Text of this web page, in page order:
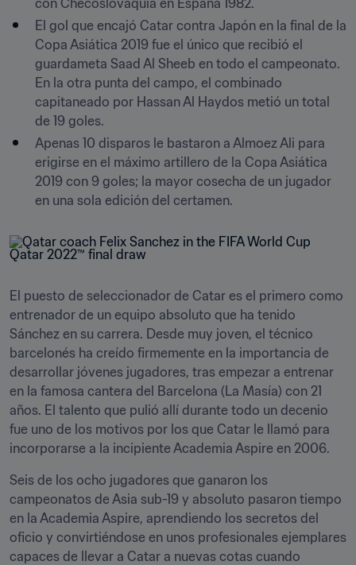
con Checoslovaquia en España 1982.
El gol que encajó Catar contra Japón en la final de la
Copa Asiática 2019 fue el único que recibió el
guardameta Saad Al Sheeb en todo el campeonato.
En la otra punta del campo, el combinado
capitaneado por Hassan Al Haydos metió un total
de 19 goles.
Apenas 10 disparos le bastaron a Almoez Ali para
erigirse en el máximo artillero de la Copa Asiática
2019 con 9 goles; la mayor cosecha de un jugador
en una sola edición del certamen.
El puesto de seleccionador de Catar es el primero como
entrenador de un equipo absoluto que ha tenido
Sánchez en su carrera. Desde muy joven, el técnico
barcelonés ha creído firmemente en la importancia de
desarrollar jóvenes jugadores, tras empezar a entrenar
en la famosa cantera del Barcelona (La Masía) con 21
años. El talento que pulió allí durante todo un decenio
fue uno de los motivos por los que Catar le llamó para
incorporarse a la incipiente Academia Aspire en 2006.
Seis de los ocho jugadores que ganaron los
campeonatos de Asia sub-19 y absoluto pasaron tiempo
en la Academia Aspire, aprendiendo los secretos del
oficio y convirtiéndose en unos profesionales ejemplares
capaces de llevar a Catar a nuevas cotas cuando